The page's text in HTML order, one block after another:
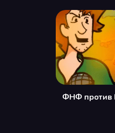
ФНФ против